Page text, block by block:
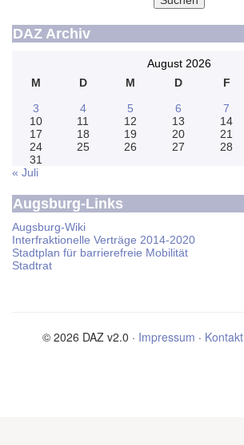
DAZ Archiv
August 2026
M
D M D F
3
4 5 6 7
10
11 12 13 14
17
18 19 20 21
24
25 26 27 28
31
« Juli
Augsburg-Links
Augsburg-Wiki
Interfraktionelle Verträge 2014-2020
Stadtplan für barrierefreie Mobilität
Stadtrat
© 2026 DAZ v2.0 · Impressum · Kontakt